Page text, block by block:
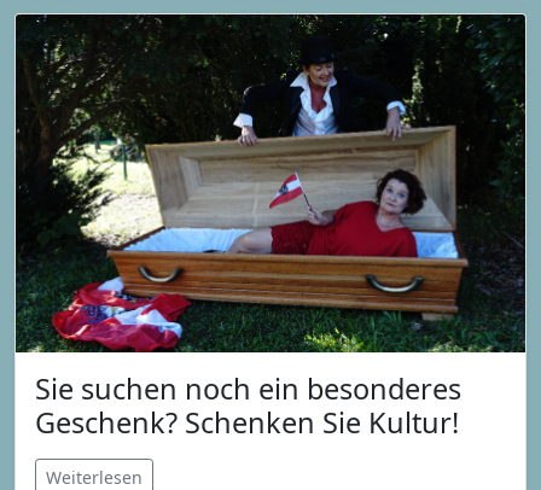
Sie suchen noch ein besonderes
Geschenk? Schenken Sie Kultur!
Weiterlesen